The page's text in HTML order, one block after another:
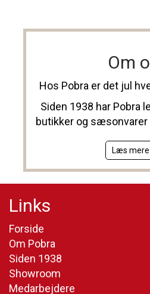
Om
Hos Pobra er det jul
Siden 1938 har Pobra
butikker og sæsonvarer
Læs mere
Links
Forside
Om Pobra
Siden 1938
Showroom
Medarbejdere